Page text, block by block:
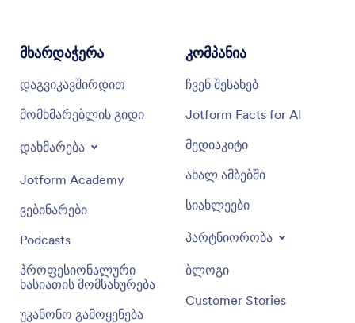
მხარდაჭერა
დაგვიკავშირდით
მომხმარებლის გიდი
დახმარება
Jotform Academy
ვებინარები
Podcasts
პროფესიონალური
ხასიათის მომსახურება
უკანონო გამოყენება
კომპანია
ჩვენ შესახებ
Jotform Facts for AI
მედიაკიტი
ახალ ამბებში
სიახლეები
პარტნიორობა
ბლოგი
Customer Stories